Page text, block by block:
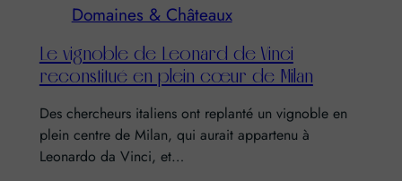
Domaines & Châteaux
Le vignoble de Leonard de Vinci
reconstitué en plein cœur de Milan
Des chercheurs italiens ont replanté un vignoble en
plein centre de Milan, qui aurait appartenu à
Leonardo da Vinci, et…